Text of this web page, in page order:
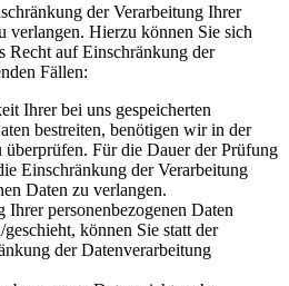
der Verarbeitung Ihrer
verlangen. Hierzu können Sie sich
Recht auf Einschränkung der
Fällen:
Ihrer bei uns gespeicherten
bestreiten, benötigen wir in der
überprüfen. Für die Dauer der Prüfung
Einschränkung der Verarbeitung
Daten zu verlangen.
Ihrer personenbezogenen Daten
können Sie statt der
der Datenverarbeitung